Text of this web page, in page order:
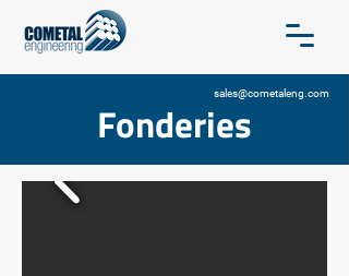
sales@cometaleng.com
Fonderies